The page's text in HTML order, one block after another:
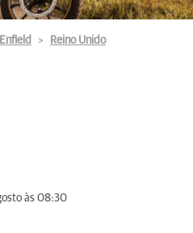
Reino Unido
às 08:30